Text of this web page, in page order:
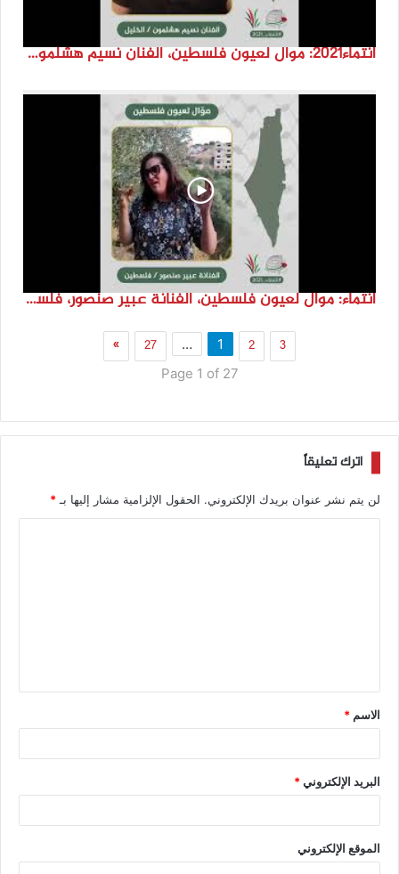
انتماء2021: موال لعيون فلسطين، الفنان نسيم هشلمون، فلسطين
انتماء: موال لعيون فلسطين، الفنانة عبير صنصور، فلسطين
1 2 3
…
27
»
Page 1 of 27
اترك تعليقاً
لن يتم نشر عنوان بريدك الإلكتروني. الحقول الإلزامية مشار إليها بـ *
الاسم *
البريد الإلكتروني*
الموقع الإلكتروني